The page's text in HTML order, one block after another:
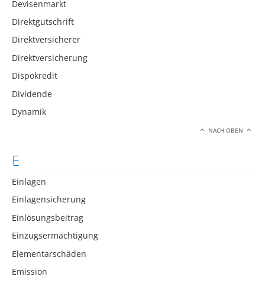
Devisenmarkt
Direktgutschrift
Direktversicherer
Direktversicherung
Dispokredit
Dividende
Dynamik
NACH OBEN
E
Einlagen
Einlagensicherung
Einlösungsbeitrag
Einzugsermächtigung
Elementarschäden
Emission